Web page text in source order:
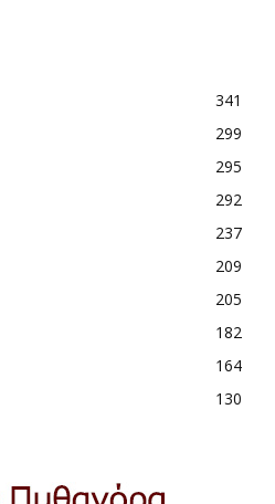
341
299
295
292
237
209
205
182
164
130